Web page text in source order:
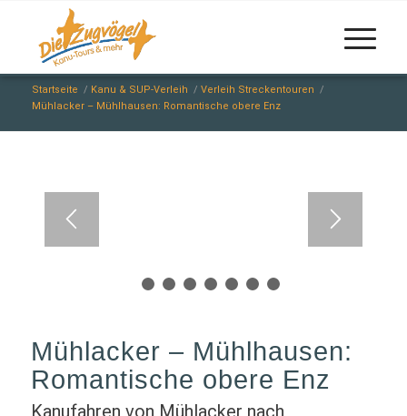
Startseite / Kanu & SUP-Verleih / Verleih Streckentouren /
Mühlacker – Mühlhausen: Romantische obere Enz
Mühlacker – Mühlhausen:
Romantische obere Enz